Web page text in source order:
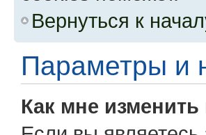
Вернуться к
Параметры и
Как мне